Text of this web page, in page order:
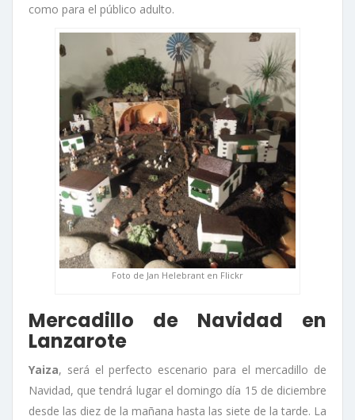
como para el público adulto.
Foto de Jan Helebrant en Flickr
Mercadillo de Navidad en
Lanzarote
Yaiza, será el perfecto escenario para el mercadillo de
Navidad, que tendrá lugar el domingo día 15 de diciembre
desde las diez de la mañana hasta las siete de la tarde. La